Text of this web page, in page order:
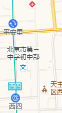
步行、驾车等规划能力
JS
鹰服务
专业轨迹管理服务
Android
路径规划
的货车路径规划服务
Android
调度引擎
外勤调度，提升效益
到店、到家等多种
上门服务调度
提供上门业务调度解决
API
图元素可定制
问题